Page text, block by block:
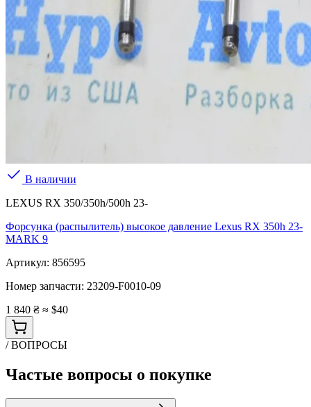
В наличии
LEXUS RX 350/350h/500h 23-
Форсунка (распылитель) высокое давление Lexus RX 350h 23-
MARK 9
Артикул: 856595
Номер запчасти: 23209-F0010-09
1 840 ₴ ≈ $40
/ ВОПРОСЫ
Частые вопросы о покупке